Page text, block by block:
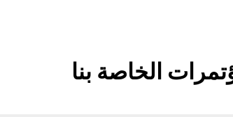
الخاصة بنا